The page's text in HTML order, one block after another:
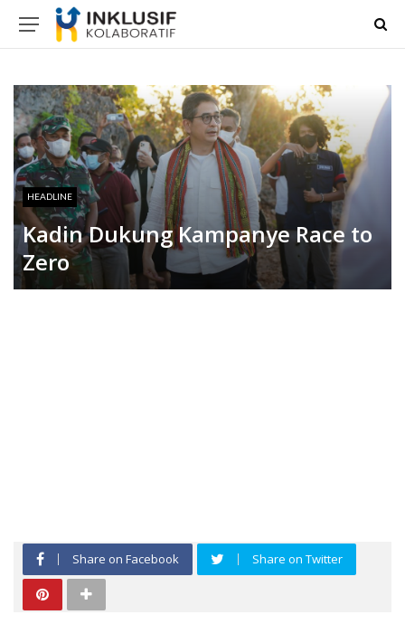
HEADLINE
Kadin Dukung Kampanye Race to
Zero
Share on Facebook Share on Twitter